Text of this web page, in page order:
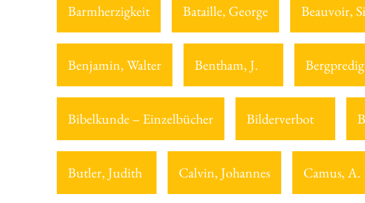
Barmherzigkeit Bataille, George Beauvoir,
Benjamin, Walter Bentham, J.
Bibelkunde – Einzelbücher Bilderverbot
Butler, Judith Calvin, Johannes Camus, A.